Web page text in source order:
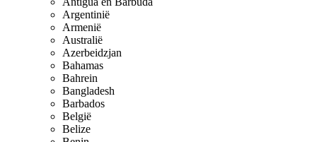
Argentinië
Armenië
Australië
Azerbeidzjan
Bahamas
Bahrein
Bangladesh
Barbados
België
Belize